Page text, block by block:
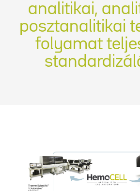
analitikai,
posztanalitikai
folyamat